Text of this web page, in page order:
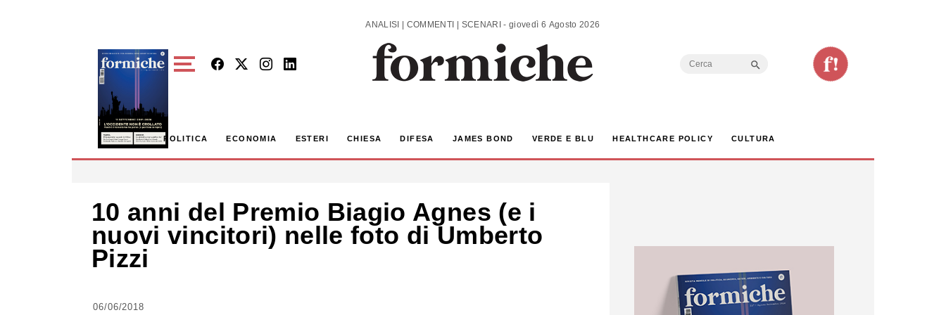
ANALISI | COMMENTI | SCENARI - giovedì 6 Agosto 2026
Search
POLITICA ECONOMIA ESTERI CHIESA DIFESA JAMES BOND VERDE E BLU HEALTHCARE POLICY CULTURA
10 anni del Premio Biagio Agnes (e i
nuovi vincitori) nelle foto di Umberto
Pizzi
06/06/2018